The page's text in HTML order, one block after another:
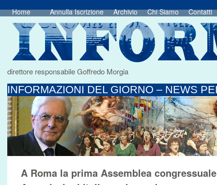
Home Annulla Iscrizione Archivio Chi Siamo Contatti
direttore responsabile Goffredo Morgia
INFORMAZIONI DEL GIORNO – NEWS
A Roma la prima Assemblea